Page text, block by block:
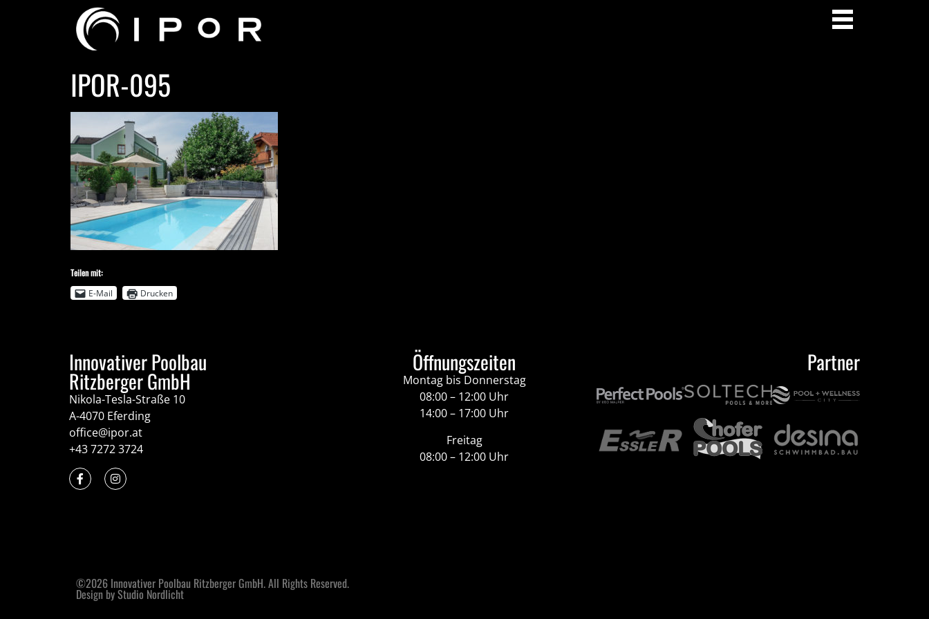
IPOR-095
Teilen mit:
E-Mail
Drucken
Innovativer Poolbau
Ritzberger GmbH
Nikola-Tesla-Straße 10
A-4070 Eferding
office@ipor.at
+43 7272 3724
Öffnungszeiten
Montag bis Donnerstag
08:00 – 12:00 Uhr
14:00 – 17:00 Uhr
Freitag
08:00 – 12:00 Uhr
Partner
©2026 Innovativer Poolbau Ritzberger GmbH. All Rights Reserved.
Design by Studio Nordlicht